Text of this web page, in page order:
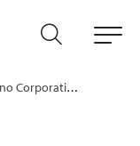
Corporativo